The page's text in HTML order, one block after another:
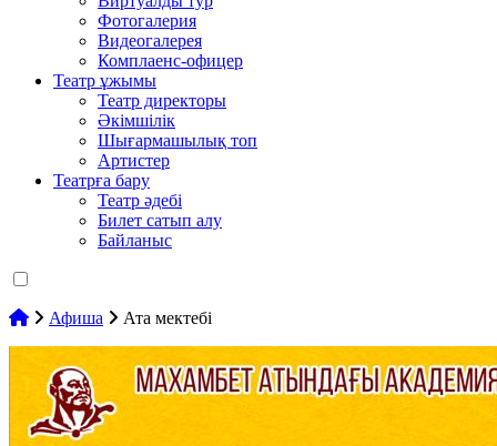
Фотогалерия
Видеогалерея
Комплаенс-офицер
Театр ұжымы
Театр директоры
Әкімшілік
Шығармашылық топ
Артистер
Театрға бару
Театр әдебі
Билет сатып алу
Байланыс
Афиша Ата мектебі